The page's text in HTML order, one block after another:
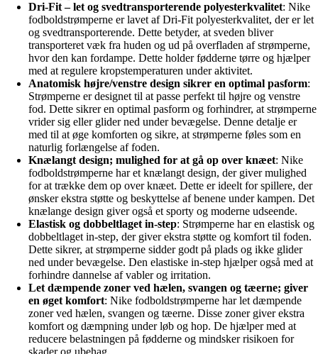
Dri-Fit – let og svedtransporterende polyesterkvalitet: Nike
fodboldstrømperne er lavet af Dri-Fit polyesterkvalitet, der er let
og svedtransporterende. Dette betyder, at sveden bliver
transporteret væk fra huden og ud på overfladen af strømperne,
hvor den kan fordampe. Dette holder fødderne tørre og hjælper
med at regulere kropstemperaturen under aktivitet.
Anatomisk højre/venstre design sikrer en optimal pasform:
Strømperne er designet til at passe perfekt til højre og venstre
fod. Dette sikrer en optimal pasform og forhindrer, at strømperne
vrider sig eller glider ned under bevægelse. Denne detalje er
med til at øge komforten og sikre, at strømperne føles som en
naturlig forlængelse af foden.
Knælangt design; mulighed for at gå op over knæet: Nike
fodboldstrømperne har et knælangt design, der giver mulighed
for at trække dem op over knæet. Dette er ideelt for spillere, der
ønsker ekstra støtte og beskyttelse af benene under kampen. Det
knælange design giver også et sporty og moderne udseende.
Elastisk og dobbeltlaget in-step: Strømperne har en elastisk og
dobbeltlaget in-step, der giver ekstra støtte og komfort til foden.
Dette sikrer, at strømperne sidder godt på plads og ikke glider
ned under bevægelse. Den elastiske in-step hjælper også med at
forhindre dannelse af vabler og irritation.
Let dæmpende zoner ved hælen, svangen og tæerne; giver
en øget komfort: Nike fodboldstrømperne har let dæmpende
zoner ved hælen, svangen og tæerne. Disse zoner giver ekstra
komfort og dæmpning under løb og hop. De hjælper med at
reducere belastningen på fødderne og mindsker risikoen for